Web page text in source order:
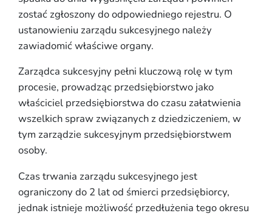
zostać zgłoszony do odpowiedniego rejestru. O
ustanowieniu zarządu sukcesyjnego należy
zawiadomić właściwe organy.
Zarządca sukcesyjny pełni kluczową rolę w tym
procesie, prowadząc przedsiębiorstwo jako
właściciel przedsiębiorstwa do czasu załatwienia
wszelkich spraw związanych z dziedziczeniem, w
tym zarządzie sukcesyjnym przedsiębiorstwem
osoby.
Czas trwania zarządu sukcesyjnego jest
ograniczony do 2 lat od śmierci przedsiębiorcy,
jednak istnieje możliwość przedłużenia tego okresu